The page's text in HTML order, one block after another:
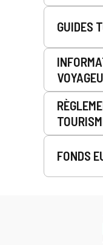
GUIDES
FONDS